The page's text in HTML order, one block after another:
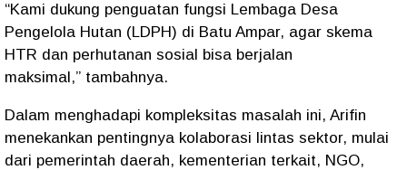
“Kami dukung penguatan fungsi Lembaga Desa
Pengelola Hutan (LDPH) di Batu Ampar, agar skema
HTR dan perhutanan sosial bisa berjalan
maksimal,” tambahnya.
Dalam menghadapi kompleksitas masalah ini, Arifin
menekankan pentingnya kolaborasi lintas sektor, mulai
dari pemerintah daerah, kementerian terkait, NGO,